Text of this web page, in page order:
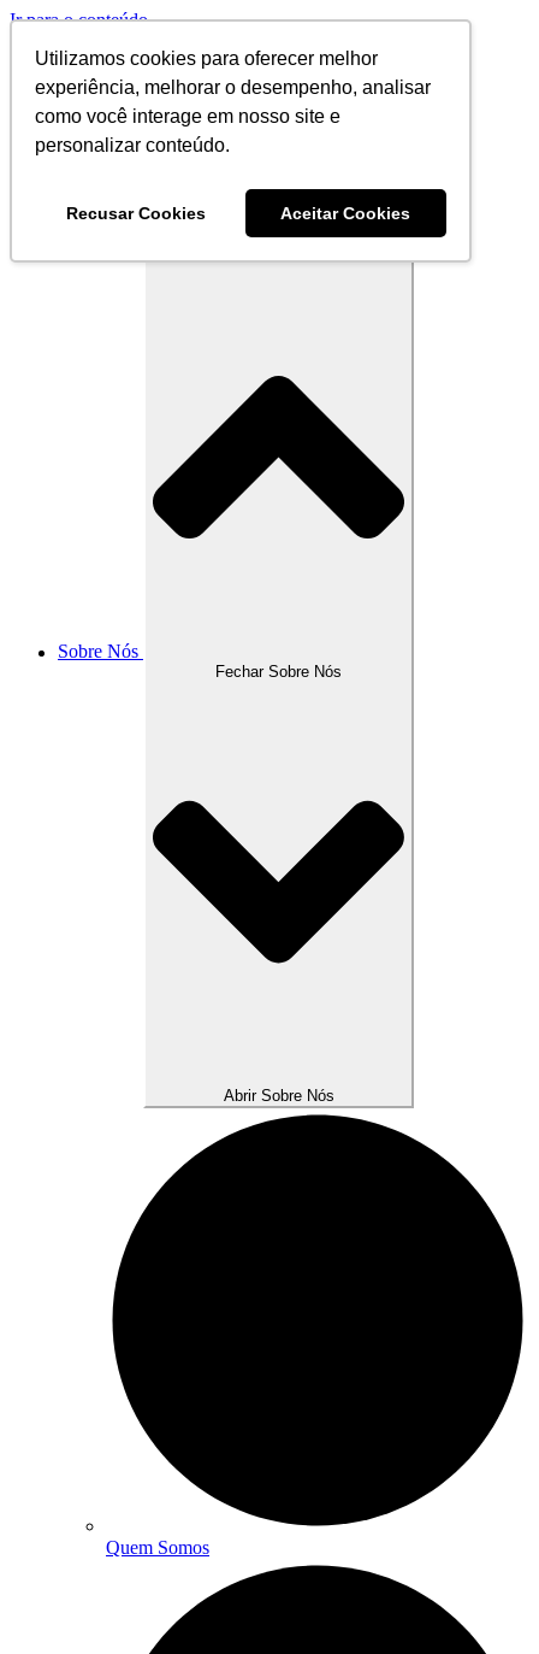
Utilizamos cookies para oferecer melhor
experiência, melhorar o desempenho, analisar
como você interage em nosso site e
personalizar conteúdo.
Recusar Cookies Aceitar Cookies
Ir para o conteúdo
Trending:
Informativo
Transformação Digital
Sobre Nós
Fechar Sobre Nós
Abrir Sobre Nós
Quem Somos